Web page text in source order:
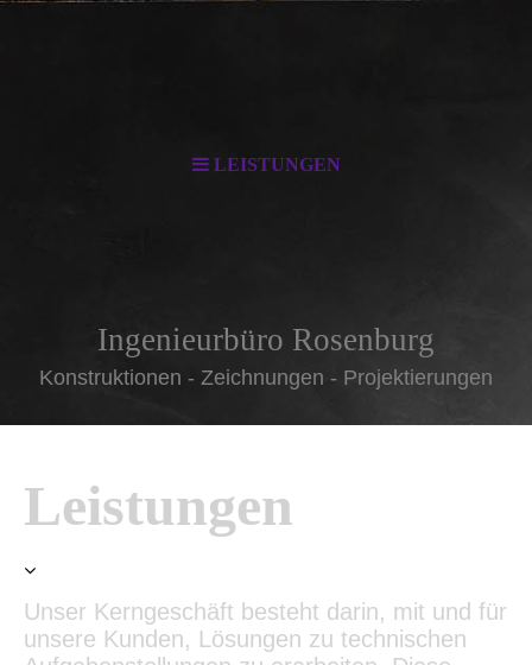
LEISTUNGEN
Ingenieurbüro Rosenburg
Konstruktionen - Zeichnungen - Projektierungen
Leistungen
Unser Kerngeschäft besteht darin, mit und für
unsere Kunden, Lösungen zu technischen